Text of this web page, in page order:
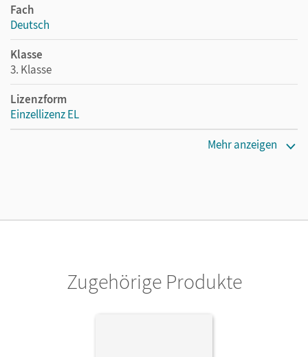
Fach
Deutsch
Klasse
3. Klasse
Lizenzform
Einzellizenz EL
Mehr anzeigen
Zugehörige Produkte